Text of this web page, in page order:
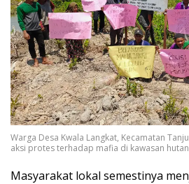
Warga Desa Kwala Langkat, Kecamatan
aksi protes terhadap mafia di kawasan
Masyarakat lokal semestinya